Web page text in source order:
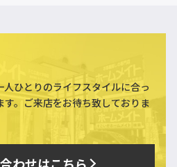
ひとりのライフスタイルに合っ
。ご来店をお待ち致しておりま